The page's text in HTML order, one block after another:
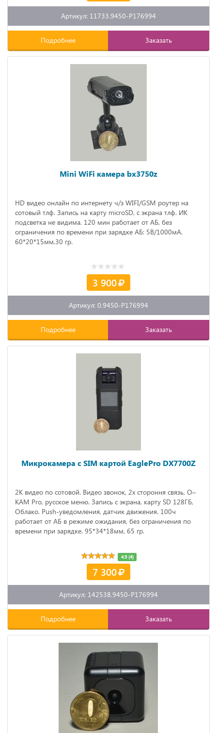
Артикул: 11733.9450-P176994
Подробнее Заказать
Mini WiFi камера bx3750z
HD видео онлайн по интернету ч/з WIFI/GSM роутер на
сотовый тлф. Запись на карту microSD, с экрана тлф. ИК
подсветка не видима. 120 мин работает от АБ, без
ограничения по времени при зарядке АБ: 5B/1000мА.
60*20*15мм,30 гр.
3 900
Артикул: 0.9450-P176994
Подробнее Заказать
Микрокамера с SIM картой EaglePro DX7700Z
2К видео по сотовой. Видео звонок, 2х стороння связь. O–
KAM Pro, русское меню. Запись с экрана, карту SD 128ГБ,
Облако. Push-уведомления, датчик движения. 100ч
работает от АБ в режиме ожидания, без ограничения по
времени при зарядке. 95*34*18мм, 65 гр.
4.9 (4)
7 300
Артикул: 142538.9450-P176994
Подробнее Заказать